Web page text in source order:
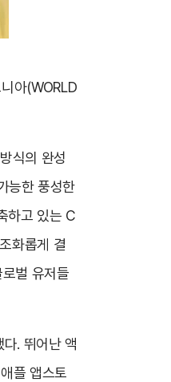
아(WORLD
식의 완성
능한 풍성한
하고 있는 C
화롭게 결
벌 유저들
. 뛰어난 액
플 앱스토